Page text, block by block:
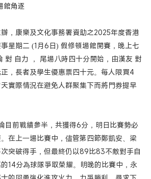
館角逐
，康樂及文化事務署資助之2025年度香港
星期二 (1月6日) 假修頓場館開賽，晚上七
對 自力 ， 尾場八時四十分開始，由漢友 對
，長者及學生優惠票四十元。每人限買4
實際情況在避免人群聚集下而將門券提早
目前戰績參半，共獲得6分，明日比賽勢必
在上一場比賽中，儘管第四節鄭凱安、梁
突破得手，但最終仍以89比83不敵對手自
14分為球隊爭取榮耀。明晚的比賽中，永